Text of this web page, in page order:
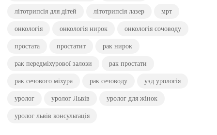
літотрипсія для дітей літотрипсія лазер мрт
онкологія онкологія нирок онкологія сочоводу
простата простатит рак нирок
рак передміхурової залози рак простати
рак сечового міхура рак сечоводу узд урологія
уролог уролог Львів уролог для жінок
уролог львів консультація